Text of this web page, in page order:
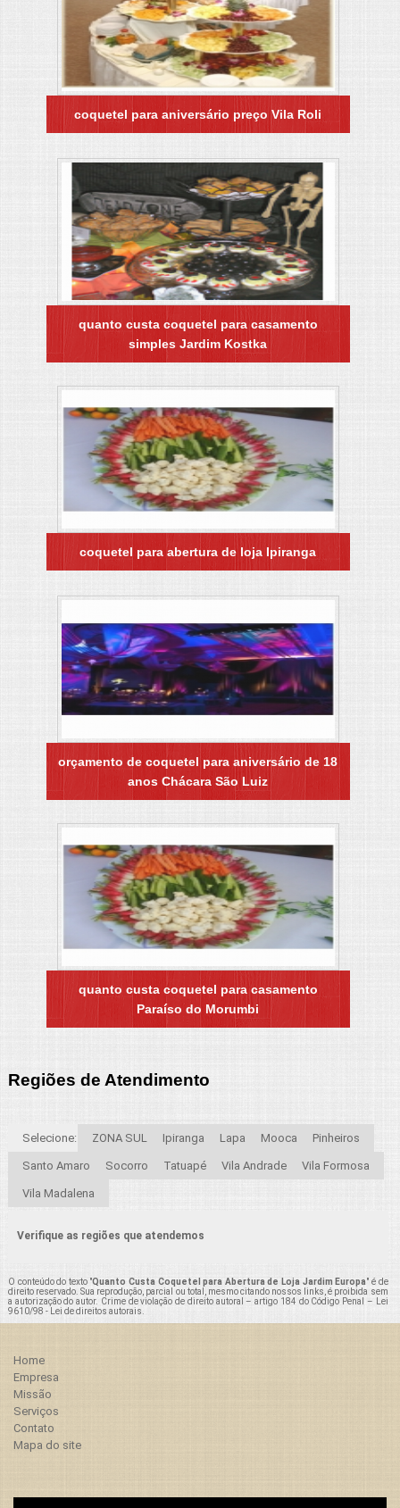
coquetel para aniversário preço Vila Roli
quanto custa coquetel para casamento
simples Jardim Kostka
coquetel para abertura de loja Ipiranga
orçamento de coquetel para aniversário de 18
anos Chácara São Luiz
quanto custa coquetel para casamento
Paraíso do Morumbi
Regiões de Atendimento
Selecione: ZONA SUL Ipiranga Lapa Mooca Pinheiros
Santo Amaro Socorro Tatuapé Vila Andrade Vila Formosa
Vila Madalena
Verifique as regiões que atendemos
O conteúdo do texto "Quanto Custa Coquetel para Abertura de Loja Jardim Europa" é de
direito reservado. Sua reprodução, parcial ou total, mesmo citando nossos links, é proibida sem
a autorização do autor. Crime de violação de direito autoral – artigo 184 do Código Penal –
Lei
9610/98 - Lei de direitos autorais
Home
Empresa
Missão
Serviços
Contato
Mapa do site